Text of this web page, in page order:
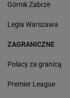
Górnik Zabrze
Legia Warszawa
ZAGRANICZNE
Polacy za granicą
Premier League